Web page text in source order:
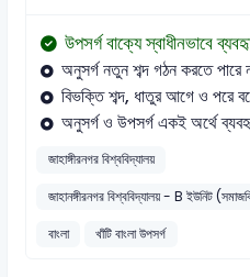
উপসর্গ বাক্যে স্বাধীনভাবে
অনুসর্গ নতুন শব্দ গঠন করতে পারে
বিভক্তি শব্দ, ধাতুর আগে ও পরে
অনুসর্গ ও উপসর্গ একই অর্থে
জাহাঙ্গীরনগর বিশ্ববিদ্যালয়
জাহানঙ্গীরনগর বিশ্ববিদ্যালয় - B ইউনিট
বাংলা
খাঁটি বাংলা উপসর্গ